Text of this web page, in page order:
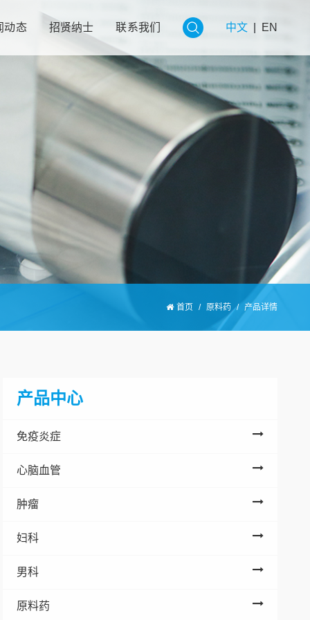
动态 招贤纳士 联系我们 中文 EN
首页 / 原料药 / 产品详情
产品中心
免疫炎症
心脑血管
肿瘤
妇科
男科
原料药